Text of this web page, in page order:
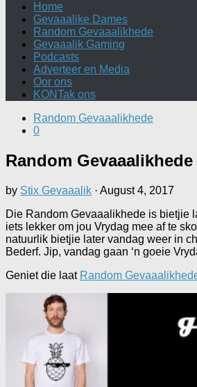
Home
Gevaaalike Dames
Random Gevaaalikhede
Gevaaalik Gaming
Podcasts
Adverteer en Media
Oor ons
KONTak ons
Random Gevaaalikhede
0
Random
by Stix Gevaaalik · August 4, 2017
Die Random Gevaaalikhede is bietjie
iets lekker om jou Vrydag mee af te
natuurlik bietjie later vandag weer in
Bederf. Jip, vandag gaan ‘n goeie
Geniet die laat Random